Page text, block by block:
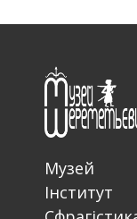
Музей
Інститут